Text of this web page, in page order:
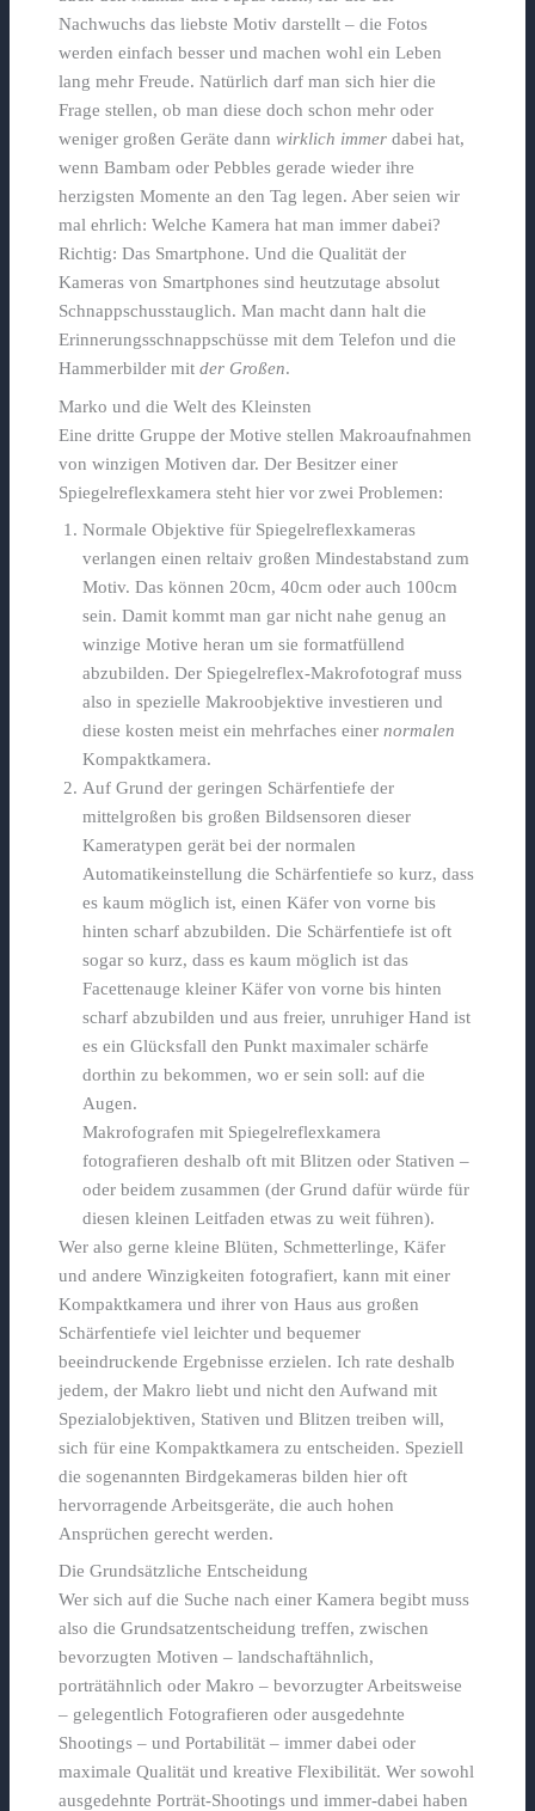
Nachwuchs das liebste Motiv darstellt – die Fotos
werden einfach besser und machen wohl ein Leben
lang mehr Freude. Natürlich darf man sich hier die
Frage stellen, ob man diese doch schon mehr oder
weniger großen Geräte dannwirklich immer dabei hat,
wenn Bambam oder Pebbles gerade wieder ihre
herzigsten Momente an den Tag legen. Aber seien wir
mal ehrlich: Welche Kamera hat man immer dabei?
Richtig: Das Smartphone. Und die Qualität der
Kameras von Smartphones sind heutzutage absolut
Schnappschusstauglich. Man macht dann halt die
Erinnerungsschnappschüsse mit dem Telefon und die
Hammerbilder mitder Großen.
Marko und die Welt des Kleinsten
Eine dritte Gruppe der Motive stellen Makroaufnahmen
von winzigen Motiven dar. Der Besitzer einer
Spiegelreflexkamera steht hier vor zwei Problemen:
Normale Objektive für Spiegelreflexkameras
verlangen einen reltaiv großen Mindestabstand zum
Motiv. Das können 20cm, 40cm oder auch 100cm
sein. Damit kommt man gar nicht nahe genug an
winzige Motive heran um sie formatfüllend
abzubilden. Der Spiegelreflex-Makrofotograf muss
also in spezielle Makroobjektive investieren und
diese kosten meist ein mehrfaches einernormalen
Kompaktkamera.
Auf Grund der geringen Schärfentiefe der
mittelgroßen bis großen Bildsensoren dieser
Kameratypen gerät bei der normalen
Automatikeinstellung die Schärfentiefe so kurz, dass
es kaum möglich ist, einen Käfer von vorne bis
hinten scharf abzubilden. Die Schärfentiefe ist oft
sogar so kurz, dass es kaum möglich ist das
Facettenauge kleiner Käfer von vorne bis hinten
scharf abzubilden und aus freier, unruhiger Hand ist
es ein Glücksfall den Punkt maximaler schärfe
dorthin zu bekommen, wo er sein soll: auf die
Augen.
Makrofografen mit Spiegelreflexkamera
fotografieren deshalb oft mit Blitzen oder Stativen –
oder beidem zusammen (der Grund dafür würde für
diesen kleinen Leitfaden etwas zu weit führen).
Wer also gerne kleine Blüten, Schmetterlinge, Käfer
und andere Winzigkeiten fotografiert, kann mit einer
Kompaktkamera und ihrer von Haus aus großen
Schärfentiefe viel leichter und bequemer
beeindruckende Ergebnisse erzielen. Ich rate deshalb
jedem, der Makro liebt und nicht den Aufwand mit
Spezialobjektiven, Stativen und Blitzen treiben will,
sich für eine Kompaktkamera zu entscheiden. Speziell
die sogenannten Birdgekameras bilden hier oft
hervorragende Arbeitsgeräte, die auch hohen
Ansprüchen gerecht werden.
Die Grundsätzliche Entscheidung
Wer sich auf die Suche nach einer Kamera begibt muss
also die Grundsatzentscheidung treffen, zwischen
bevorzugten Motiven – landschaftähnlich,
porträtähnlich oder Makro – bevorzugter Arbeitsweise
– gelegentlich Fotografieren oder ausgedehnte
Shootings – und Portabilität – immer dabei oder
maximale Qualität und kreative Flexibilität. Wer sowohl
ausgedehnte Porträt-Shootings und immer-dabei haben